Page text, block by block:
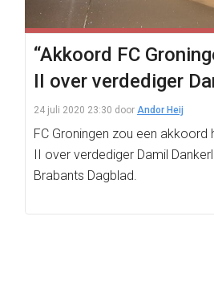
“Akkoord FC
II over verdediger
24 juli 2020 23:30 door Andor Heij
FC Groningen zou een akkoord
II over verdediger Damil
Brabants Dagblad.